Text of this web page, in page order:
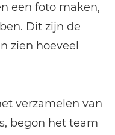
een foto maken,
Dit zijn de
zien hoeveel
verzamelen van
begon het team